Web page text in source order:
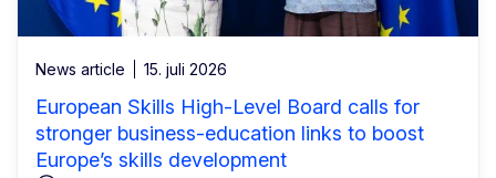
News article 15. juli 2026
European Skills High-Level Board calls for
stronger business-education links to boost
Europe’s skills development